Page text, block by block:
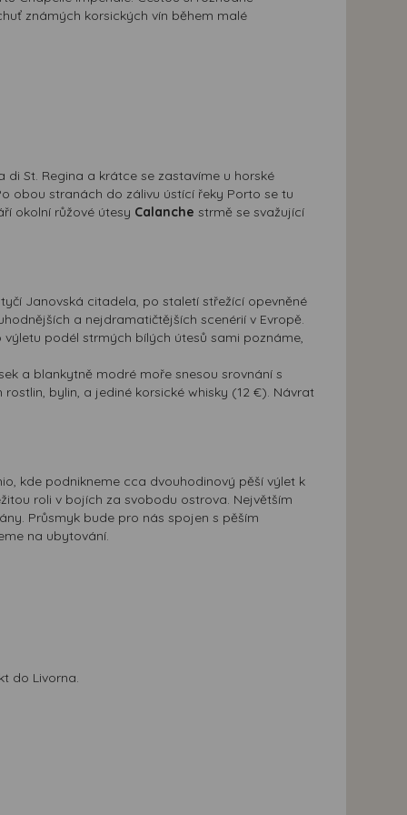
známých korsických vín během malé
St. Regina a krátce se zastavíme u horské
obou stranách do zálivu ústící řeky Porto se tu
okolní růžové útesy Calanche strmě se svažující
Janovská citadela, po staletí střežící opevněné
a nejdramatičtějších scenérií v Evropě.
podél strmých bílých útesů sami poznáme,
a blankytně modré moře snesou srovnání s
bylin, a jediné korsické whisky (12 €). Návrat
kde podnikneme cca dvouhodinový pěší výlet k
roli v bojích za svobodu ostrova. Největším
Průsmyk bude pro nás spojen s pěším
na ubytování.
do Livorna.